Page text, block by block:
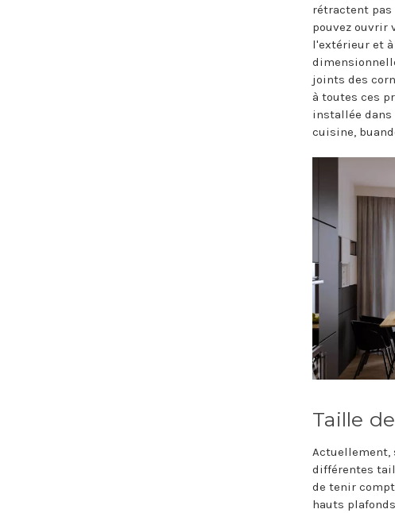
rétractent pas
pouvez ouvrir
l'extérieur et
joints des
à toutes ces
installée dans
cuisine,
Taille
Actuellement,
différentes
de tenir
hauts